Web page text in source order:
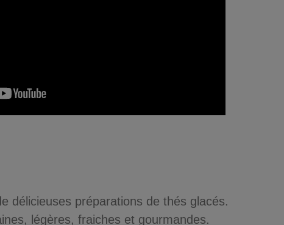
délicieuses préparations de thés glacés.
légères, fraiches et gourmandes.